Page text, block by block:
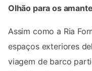
Olhão para os
Assim como a Ria
espaços exteriores
viagem de barco